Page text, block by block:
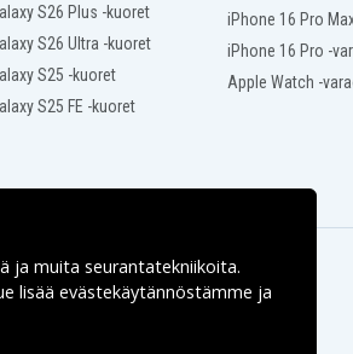
S26 Plus -kuoret
S26 Ultra -kuoret
S25 -kuoret
S25 FE -kuoret
iPhone 16 Pro
iPhone 16 Pro -
Apple Watch -
ja muita seurantatekniikoita.
lisää evästekäytännöstämme ja